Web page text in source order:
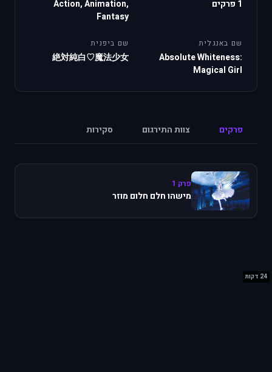
1 פרקים
Action, Animation,
Fantasy
שם באנגלית
Absolute Whiteness:
Magical Girl
שם ביפנית
絶対純白♡魔法少女
פרקים צוות התירגום סקירות
פרק 1
מישהו חלם חלום מוזר
24 דקות